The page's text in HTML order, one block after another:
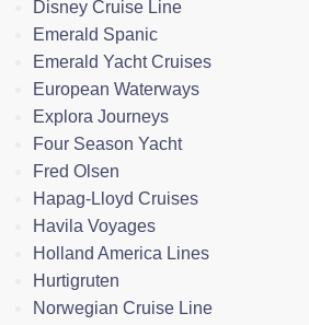
Disney Cruise Line
Emerald Spanic
Emerald Yacht Cruises
European Waterways
Explora Journeys
Four Season Yacht
Fred Olsen
Hapag-Lloyd Cruises
Havila Voyages
Holland America Lines
Hurtigruten
Norwegian Cruise Line